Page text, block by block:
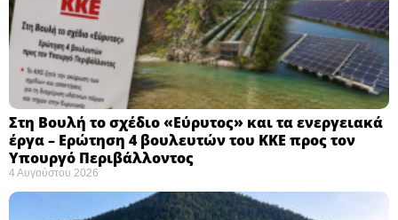
Στη Βουλή το σχέδιο «Εύρυτος» και τα ενεργειακά
έργα – Ερώτηση 4 βουλευτών του ΚΚΕ προς τον
Υπουργό Περιβάλλοντος
4 Αυγούστου 2026